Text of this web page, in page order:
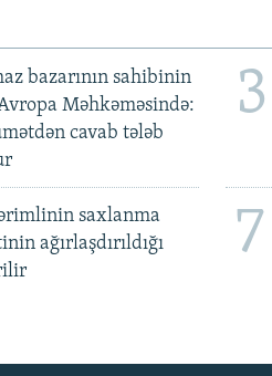
bazarının sahibinin
Məhkəməsində:
cavab tələb
3
saxlanma
ağırlaşdırıldığı
7